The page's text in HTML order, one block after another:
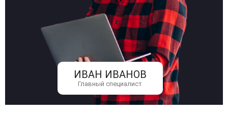
ИВАН ИВАНОВ
Главный специалист